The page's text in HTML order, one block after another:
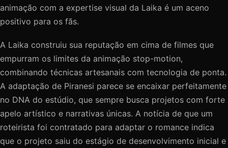
animação com a expertise visual da Laika é um aceno
positivo para os fãs.
A Laika construiu sua reputação em cima de filmes que
empurram os limites da animação stop-motion,
combinando técnicas artesanais com tecnologia de ponta.
A adaptação de Piranesi parece se encaixar perfeitamente
no DNA do estúdio, que sempre busca projetos com forte
apelo artístico e narrativas únicas. A notícia de que um
roteirista foi contratado para adaptar o romance indica
que o projeto saiu do estágio de desenvolvimento inicial e